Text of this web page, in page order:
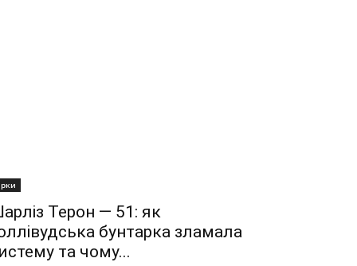
Терон — 51: як
бунтарка зламала
та чому...